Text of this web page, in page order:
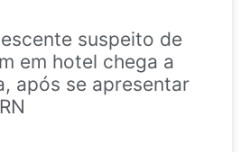
suspeito de
em hotel chega a
após se apresentar